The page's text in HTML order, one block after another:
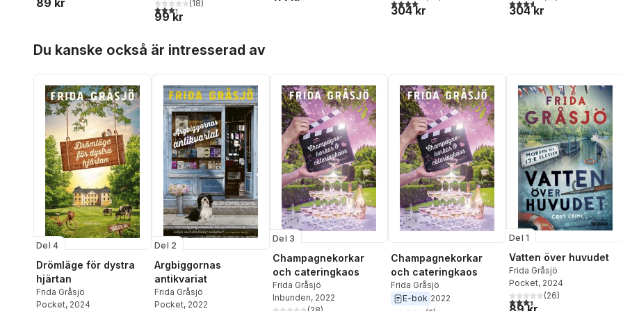
89 kr
3,3utav 5 stjärnor. Totalt antal röster:
(18)
99 kr 304 kr 304 kr
Du kanske också är intresserad av
Del 4
Drömläge för dystra
hjärtan
Frida Gråsjö
Pocket, 2024
Del 2
Argbiggornas
antikvariat
Frida Gråsjö
Pocket, 2022
Del 3
Champagnekorkar
och cateringkaos
Frida Gråsjö
Inbunden, 2022
Champagnekorkar
och cateringkaos
Frida Gråsjö
E-bok 2022
Del 1
Vatten över huvudet
Frida Gråsjö
Pocket, 2024
3,4utav 5 stjärnor. Totalt
(26)